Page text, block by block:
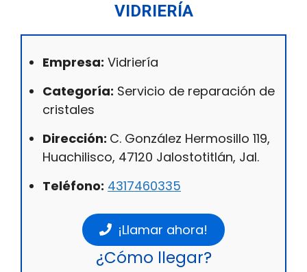
VIDRIERÍA
Empresa: Vidriería
Categoría: Servicio de reparación de
cristales
Dirección: C. González Hermosillo 119,
Huachilisco, 47120 Jalostotitlán, Jal.
Teléfono: 4317460335
¡Llamar ahora!
¿Cómo llegar?